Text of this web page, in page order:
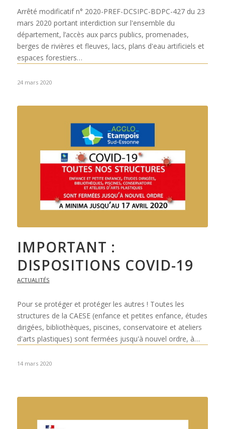
Arrêté modificatif n° 2020-PREF-DCSIPC-BDPC-427 du 23
mars 2020 portant interdiction sur l'ensemble du
département, l’accès aux parcs publics, promenades,
berges de rivières et fleuves, lacs, plans d'eau artificiels et
espaces forestiers…
24 mars 2020
IMPORTANT :
DISPOSITIONS COVID-19
ACTUALITÉS
Pour se protéger et protéger les autres ! Toutes les
structures de la CAESE (enfance et petites enfance, études
dirigées, bibliothèques, piscines, conservatoire et ateliers
d'arts plastiques) sont fermées jusqu'à nouvel ordre, à…
14 mars 2020